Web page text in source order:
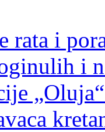
rata i
i